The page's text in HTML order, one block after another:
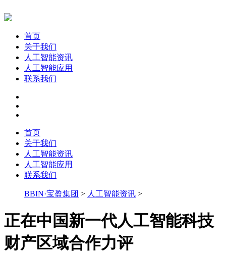
首页
关于我们
人工智能资讯
人工智能应用
联系我们
首页
关于我们
人工智能资讯
人工智能应用
联系我们
BBIN·宝盈集团 > 人工智能资讯 >
正在中国新一代人工智能科技
财产区域合作力评